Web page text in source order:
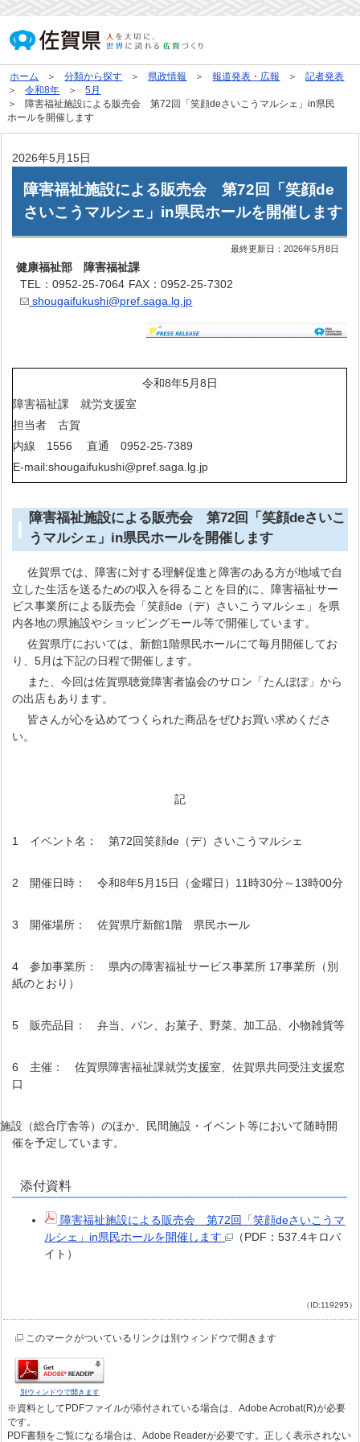
ホーム 分類から探す 県政情報 報道発表・広報
記者発表
令和8年
5月
障害福祉施設による販売会 第72回「笑顔deさいこうマルシェ」in県民
ホールを開催します
2026年5月15日
障害福祉施設による販売会 第72回「笑顔de
さいこうマルシェ」in県民ホールを開催します
最終更新日：2026年5月8日
健康福祉部 障害福祉課
TEL：0952-25-7064 FAX：0952-25-7302
shougaifukushi@pref.saga.lg.jp
令和8年5月8日
障害福祉課 就労支援室
担当者 古賀
内線 1556 直通 0952-25-7389
E-mail:shougaifukushi@pref.saga.lg.jp
障害福祉施設による販売会 第72回「笑顔deさいこ
うマルシェ」in県民ホールを開催します
佐賀県では、障害に対する理解促進と障害のある方が地域で自
立した生活を送るための収入を得ることを目的に、障害福祉サー
ビス事業所による販売会「笑顔de（デ）さいこうマルシェ」を県
内各地の県施設やショッピングモール等で開催しています。
佐賀県庁においては、新館1階県民ホールにて毎月開催してお
り、5月は下記の日程で開催します。
また、今回は佐賀県聴覚障害者協会のサロン「たんぽぽ」から
の出店もあります。
皆さんが心を込めてつくられた商品をぜひお買い求めくださ
い。
記
1 イベント名： 第72回笑顔de（デ）さいこうマルシェ
2 開催日時： 令和8年5月15日（金曜日）11時30分～13時00分
3 開催場所： 佐賀県庁新館1階 県民ホール
4 参加事業所： 県内の障害福祉サービス事業所 17事業所（別
紙のとおり）
5 販売品目： 弁当、パン、お菓子、野菜、加工品、小物雑貨等
6 主催： 佐賀県障害福祉課就労支援室、佐賀県共同受注支援窓
口
（総合庁舎等）のほか、民間施設・イベント等において随時開
催を予定しています。
添付資料
障害福祉施設による販売会 第72回「笑顔deさいこうマ
ルシェ」in県民ホールを開催します
（PDF：537.4キロバ
イト）
（ID:119295）
このマークがついているリンクは別ウィンドウで開きます
別ウィンドウで開きます
※資料としてPDFファイルが添付されている場合は、Adobe Acrobat(R)が必要
です。
PDF書類をご覧になる場合は、Adobe Readerが必要です。正しく表示されない